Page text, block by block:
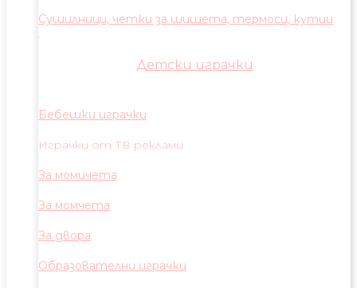
Сушилници, четки за шишета, термоси, кутии
Детски играчки
Бебешки играчки
Играчки от ТВ реклами
За момичета
За момчета
За двора
Образователни играчки